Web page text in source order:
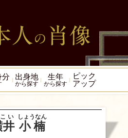
分 出身地
から探す
生年
から探す
ピック
アップ
井
い
小楠
しょうなん